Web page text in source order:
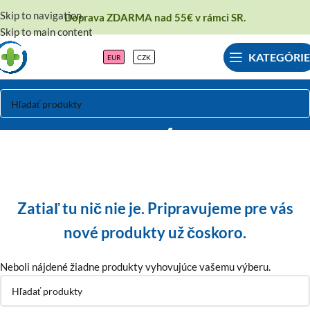
Skip to navigation
Skip to main content
Doprava ZDARMA nad 55€ v rámci SR.
EUR CZK KATEGÓRIE
Odsávačky mlieka
Zatiaľ tu nič nie je. Pripravujeme pre vás
nové produkty už čoskoro.
Neboli nájdené žiadne produkty vyhovujúce vašemu výberu.